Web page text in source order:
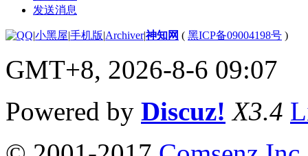
发送消息
|小黑屋|手机版|Archiver|神知网 ( 黑ICP备09004198号 )
GMT+8, 2026-8-6 09:07
Powered by Discuz! X3.4